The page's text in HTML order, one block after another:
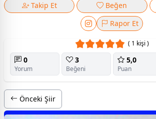
Takip Et Beğen
Rapor Et
( 1 kişi )
0
Yorum
3
Beğeni
5,0
Puan
Önceki Şiir